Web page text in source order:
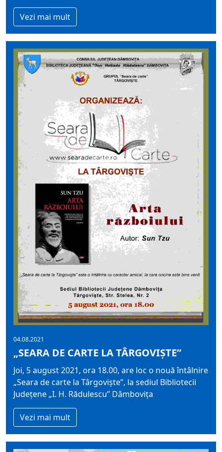
Vezi mai mult
04.08.2021
„SEARA DE CARTE LA TÂRGOVIŞTE”
Joi, 5 august 2021, ora 18.00, are loc o nouă întâlnire
„Seara de carte la Târgovişte”, la sediul Bibliotecii
Judeţene „I. H. Rădulescu” Dâmboviţa
Vezi mai mult